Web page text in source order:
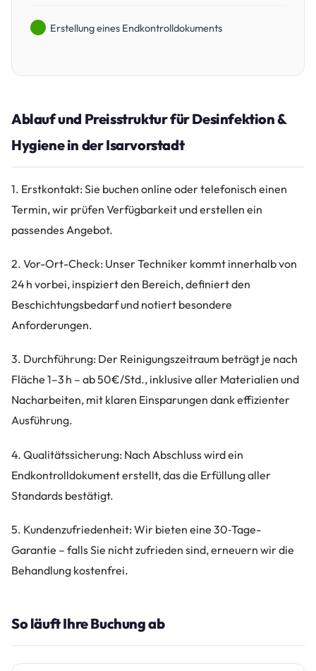
Erstellung eines Endkontrolldokuments
Ablauf und Preisstruktur für Desinfektion &
Hygiene in der Isarvorstadt
1. Erstkontakt: Sie buchen online oder telefonisch einen
Termin, wir prüfen Verfügbarkeit und erstellen ein
passendes Angebot.
2. Vor-Ort-Check: Unser Techniker kommt innerhalb von
24 h vorbei, inspiziert den Bereich, definiert den
Beschichtungsbedarf und notiert besondere
Anforderungen.
3. Durchführung: Der Reinigungszeitraum beträgt je nach
Fläche 1–3 h – ab 50€/Std., inklusive aller Materialien und
Nacharbeiten, mit klaren Einsparungen dank effizienter
Ausführung.
4. Qualitätssicherung: Nach Abschluss wird ein
Endkontrolldokument erstellt, das die Erfüllung aller
Standards bestätigt.
5. Kundenzufriedenheit: Wir bieten eine 30‑Tage-
Garantie – falls Sie nicht zufrieden sind, erneuern wir die
Behandlung kostenfrei.
So läuft Ihre Buchung ab